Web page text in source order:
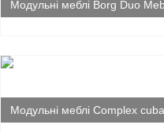
Модульні меблі Borg Duo
Модульні меблі Complex